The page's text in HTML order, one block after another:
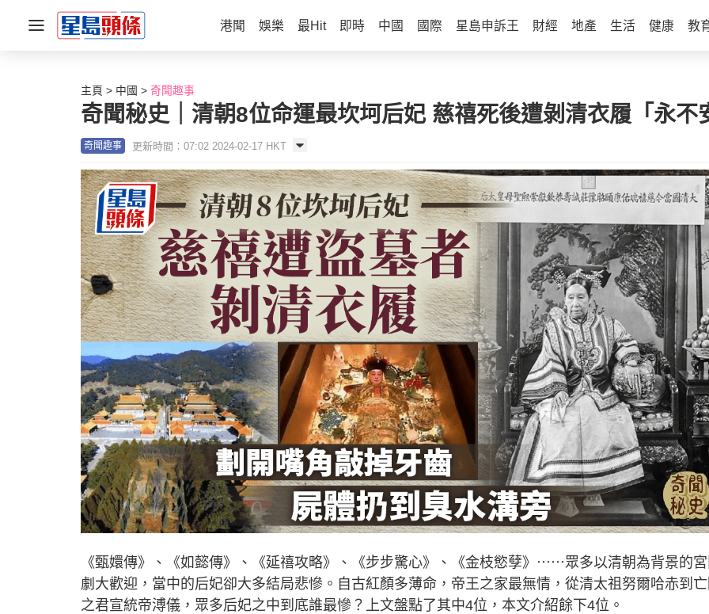
港聞 娛樂 最Hit 即時 中國 國際 星島申訴王 財經 地產 生活 健康 教
主頁 中國 奇聞趣事
奇聞秘史｜清朝8位命運最坎坷后妃 慈禧死後遭剝清衣履「永不
奇聞趣事 更新時間：07:02 2024-02-17 HKT
《甄嬛傳》、《如懿傳》、《延禧攻略》、《步步驚心》、《金枝慾孽》⋯⋯眾多以清朝為背景的
劇大歡迎，當中的后妃卻大多結局悲慘。自古紅顏多薄命，帝王之家最無情，從清太祖努爾哈赤到
之君宣統帝溥儀，眾多后妃之中到底誰最慘？上文盤點了其中4位，本文介紹餘下4位。